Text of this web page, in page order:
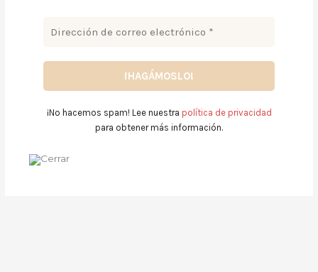
¡No hacemos spam! Lee nuestra política de privacidad
para obtener más información.